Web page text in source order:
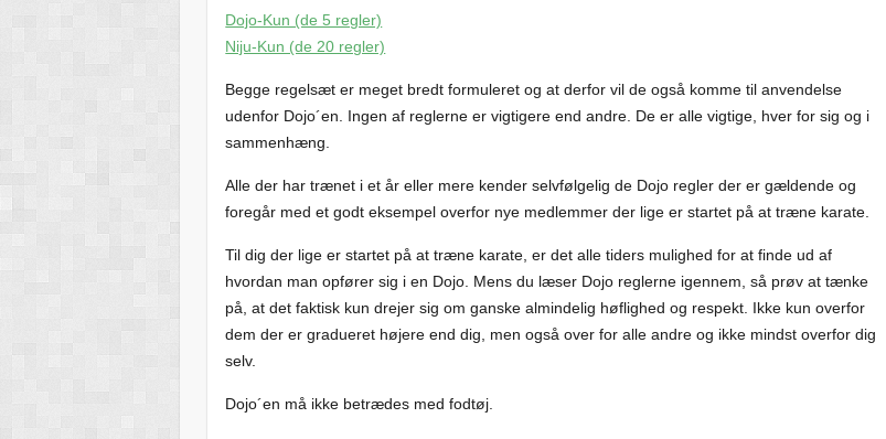
Dojo-Kun (de 5 regler)
Niju-Kun (de 20 regler)
Begge regelsæt er meget bredt formuleret og at derfor vil de også komme til anvendelse
udenfor Dojo´en. Ingen af reglerne er vigtigere end andre. De er alle vigtige, hver for sig og i
sammenhæng.
Alle der har trænet i et år eller mere kender selvfølgelig de Dojo regler der er gældende og
foregår med et godt eksempel overfor nye medlemmer der lige er startet på at træne karate.
Til dig der lige er startet på at træne karate, er det alle tiders mulighed for at finde ud af
hvordan man opfører sig i en Dojo. Mens du læser Dojo reglerne igennem, så prøv at tænke
på, at det faktisk kun drejer sig om ganske almindelig høflighed og respekt. Ikke kun overfor
dem der er gradueret højere end dig, men også over for alle andre og ikke mindst overfor dig
selv.
Dojo´en må ikke betrædes med fodtøj.